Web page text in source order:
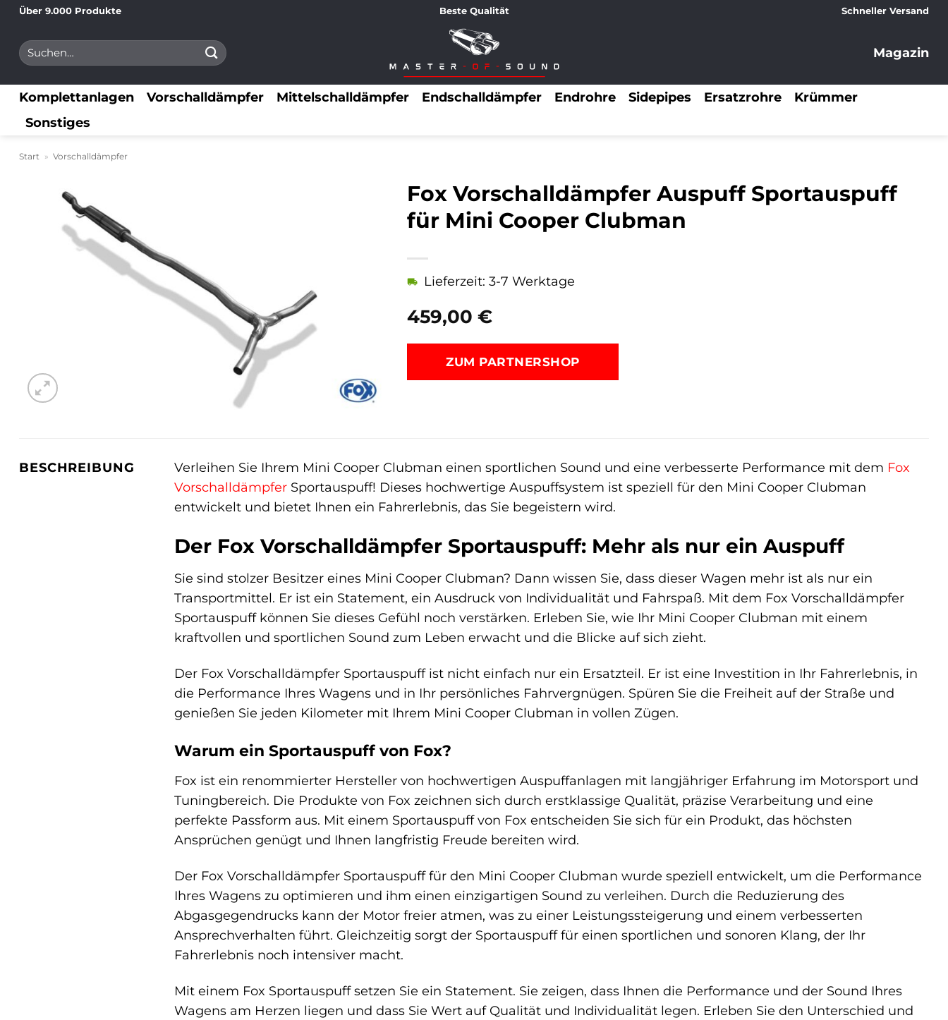
Zum
springen
Über 9.000 Produkte Beste Qualität Schneller Versand
Suchen
nach:
Magazin
Komplettanlagen Vorschalldämpfer Mittelschalldämpfer Endschalldämpfer Endrohre Sidepipes Ersatzrohre
Krümmer
Sonstiges
Start » Vorschalldämpfer
Fox Vorschalldämpfer Auspuff Sportauspuff
für Mini Cooper Clubman
459,00 €
Lieferzeit: 3-7 Werktage
ZUM PARTNERSHOP
BESCHREIBUNG Verleihen Sie Ihrem Mini Cooper Clubman einen sportlichen Sound und eine verbesserte Performance mit dem Fox
Vorschalldämpfer Sportauspuff! Dieses hochwertige Auspuffsystem ist speziell für den Mini Cooper Clubman
entwickelt und bietet Ihnen ein Fahrerlebnis, das Sie begeistern wird.
Der Fox Vorschalldämpfer Sportauspuff: Mehr als nur ein Auspuff
Sie sind stolzer Besitzer eines Mini Cooper Clubman? Dann wissen Sie, dass dieser Wagen mehr ist als nur ein
Transportmittel. Er ist ein Statement, ein Ausdruck von Individualität und Fahrspaß. Mit dem Fox Vorschalldämpfer
Sportauspuff können Sie dieses Gefühl noch verstärken. Erleben Sie, wie Ihr Mini Cooper Clubman mit einem
kraftvollen und sportlichen Sound zum Leben erwacht und die Blicke auf sich zieht.
Der Fox Vorschalldämpfer Sportauspuff ist nicht einfach nur ein Ersatzteil. Er ist eine Investition in Ihr Fahrerlebnis, in
die Performance Ihres Wagens und in Ihr persönliches Fahrvergnügen. Spüren Sie die Freiheit auf der Straße und
genießen Sie jeden Kilometer mit Ihrem Mini Cooper Clubman in vollen Zügen.
Warum ein Sportauspuff von Fox?
Fox ist ein renommierter Hersteller von hochwertigen Auspuffanlagen mit langjähriger Erfahrung im Motorsport und
Tuningbereich. Die Produkte von Fox zeichnen sich durch erstklassige Qualität, präzise Verarbeitung und eine
perfekte Passform aus. Mit einem Sportauspuff von Fox entscheiden Sie sich für ein Produkt, das höchsten
Ansprüchen genügt und Ihnen langfristig Freude bereiten wird.
Der Fox Vorschalldämpfer Sportauspuff für den Mini Cooper Clubman wurde speziell entwickelt, um die Performance
Ihres Wagens zu optimieren und ihm einen einzigartigen Sound zu verleihen. Durch die Reduzierung des
Abgasgegendrucks kann der Motor freier atmen, was zu einer Leistungssteigerung und einem verbesserten
Ansprechverhalten führt. Gleichzeitig sorgt der Sportauspuff für einen sportlichen und sonoren Klang, der Ihr
Fahrerlebnis noch intensiver macht.
Mit einem Fox Sportauspuff setzen Sie ein Statement. Sie zeigen, dass Ihnen die Performance und der Sound Ihres
Wagens am Herzen liegen und dass Sie Wert auf Qualität und Individualität legen. Erleben Sie den Unterschied und